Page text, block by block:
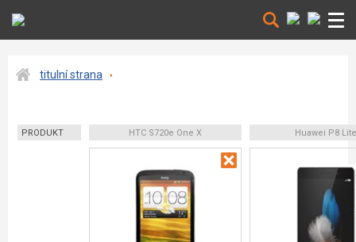
titulní strana
PRODUKT HTC S720e One X Huawei P8 Lite